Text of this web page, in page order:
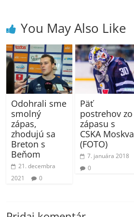
You May Also Like
Odohrali sme
smolný
zápas,
zhodujú sa
Breton s
Beňom
21. decembra
2021
0
Päť
postrehov zo
zápasu s
CSKA Moskva
(FOTO)
7. januára 2018
0